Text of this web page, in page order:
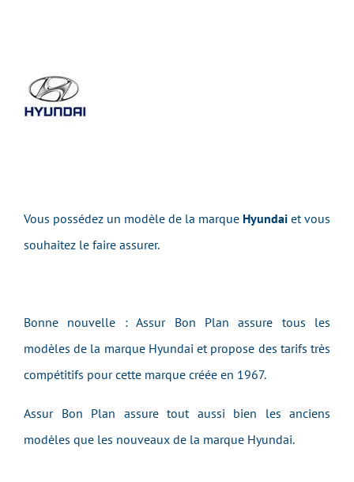
Vous possédez un modèle de la marque Hyundai et vous
souhaitez le faire assurer.
Bonne nouvelle : Assur Bon Plan assure tous les
modèles de la marque Hyundai et propose des tarifs très
compétitifs pour cette marque créée en 1967.
Assur Bon Plan assure tout aussi bien les anciens
modèles que les nouveaux de la marque Hyundai.